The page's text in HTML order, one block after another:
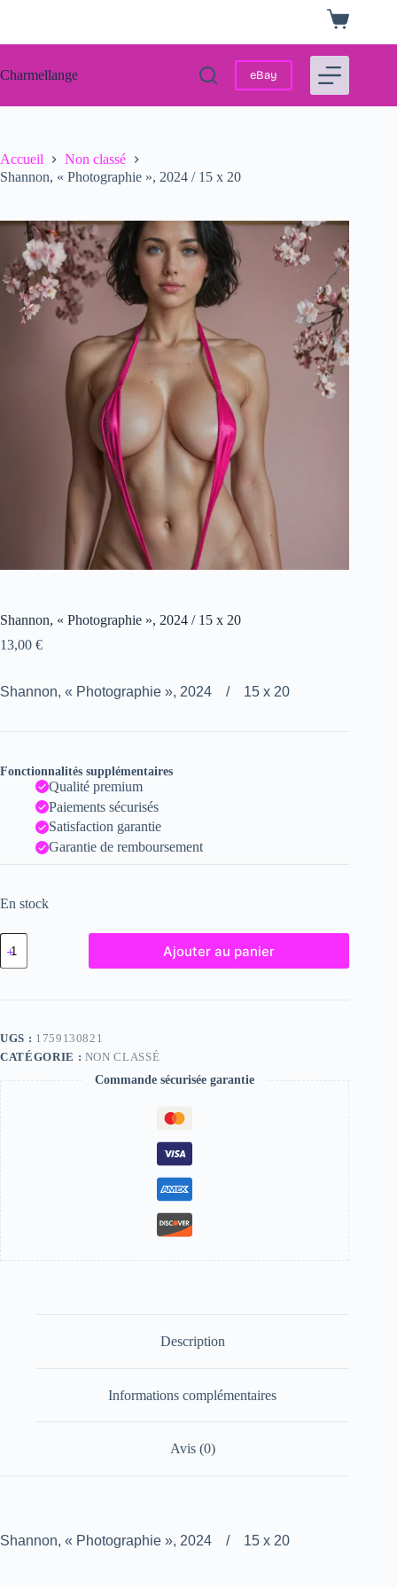
Panier
d’achat
Charmellange eBay
Accueil
Non classé
Shannon, « Photographie », 2024 / 15 x 20
Shannon, « Photographie », 2024 / 15 x 20
13,00 €
Shannon, « Photographie », 2024 / 15 x 20
Fonctionnalités supplémentaires
Qualité premium
Paiements sécurisés
Satisfaction garantie
Garantie de remboursement
En stock
quantité
de
Shannon,
2024
x
20
Ajouter au panier
UGS : 1759130821
CATÉGORIE : NON CLASSÉ
Commande sécurisée garantie
Description
Informations complémentaires
Avis (0)
Shannon, « Photographie », 2024 / 15 x 20